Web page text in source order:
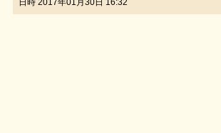
日時 2017年01月30日 16:32